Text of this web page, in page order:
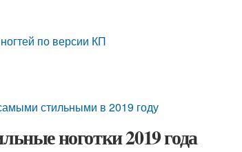
по версии КП
стильными в 2019 году
ноготки 2019 года